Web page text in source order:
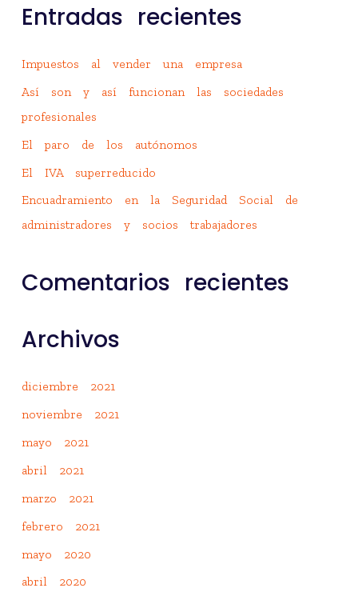
Entradas recientes
Impuestos al vender una empresa
Así son y así funcionan las sociedades
profesionales
El paro de los autónomos
El IVA superreducido
Encuadramiento en la Seguridad Social de
administradores y socios trabajadores
Comentarios recientes
Archivos
diciembre 2021
noviembre 2021
mayo 2021
abril 2021
marzo 2021
febrero 2021
mayo 2020
abril 2020